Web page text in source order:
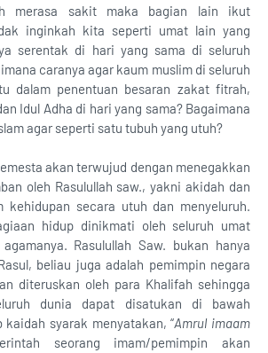
merasa sakit maka bagian lain ikut
inginkah kita seperti umat lain yang
serentak di hari yang sama di seluruh
caranya agar kaum muslim di seluruh
dalam penentuan besaran zakat fitrah,
Idul Adha di hari yang sama? Bagaimana
agar seperti satu tubuh yang utuh?
akan terwujud dengan menegakkan
oleh Rasulullah saw., yakni akidah dan
kehidupan secara utuh dan menyeluruh.
hidup dinikmati oleh seluruh umat
Rasulullah Saw. bukan hanya
beliau juga adalah pemimpin negara
diteruskan oleh para Khalifah sehingga
dunia dapat disatukan di bawah
kaidah syarak menyatakan, “Amrul imaam
seorang imam/pemimpin akan